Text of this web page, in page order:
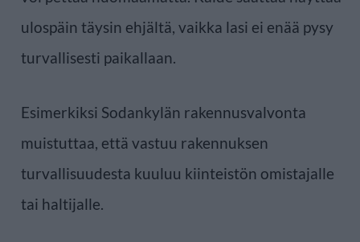
ulospäin täysin ehjältä, vaikka lasi ei enää pysy
turvallisesti paikallaan.
Esimerkiksi Sodankylän rakennusvalvonta
muistuttaa, että vastuu rakennuksen
turvallisuudesta kuuluu kiinteistön omistajalle
tai haltijalle.